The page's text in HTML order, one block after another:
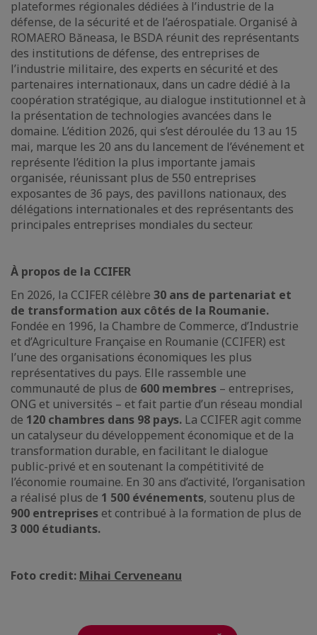
plateformes régionales dédiées à l’industrie de la
défense, de la sécurité et de l’aérospatiale. Organisé à
ROMAERO Băneasa, le BSDA réunit des représentants
des institutions de défense, des entreprises de
l’industrie militaire, des experts en sécurité et des
partenaires internationaux, dans un cadre dédié à la
coopération stratégique, au dialogue institutionnel et à
la présentation de technologies avancées dans le
domaine. L’édition 2026, qui s’est déroulée du 13 au 15
mai, marque les 20 ans du lancement de l’événement et
représente l’édition la plus importante jamais
organisée, réunissant plus de 550 entreprises
exposantes de 36 pays, des pavillons nationaux, des
délégations internationales et des représentants des
principales entreprises mondiales du secteur.
À propos de la CCIFER
En 2026, la CCIFER célèbre 30 ans de partenariat et
de transformation aux côtés de la Roumanie.
Fondée en 1996, la Chambre de Commerce, d’Industrie
et d’Agriculture Française en Roumanie (CCIFER) est
l’une des organisations économiques les plus
représentatives du pays. Elle rassemble une
communauté de plus de 600 membres – entreprises,
ONG et universités – et fait partie d’un réseau mondial
de 120 chambres dans 98 pays. La CCIFER agit comme
un catalyseur du développement économique et de la
transformation durable, en facilitant le dialogue
public-privé et en soutenant la compétitivité de
l’économie roumaine. En 30 ans d’activité, l’organisation
a réalisé plus de 1 500 événements, soutenu plus de
900 entreprises et contribué à la formation de plus de
3 000 étudiants.
Foto credit: Mihai Cerveneanu